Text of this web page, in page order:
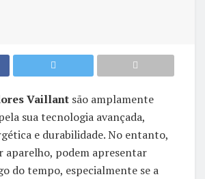
Vaillant são amplamente
sua tecnologia avançada,
e durabilidade. No entanto,
aparelho, podem apresentar
do tempo, especialmente se a